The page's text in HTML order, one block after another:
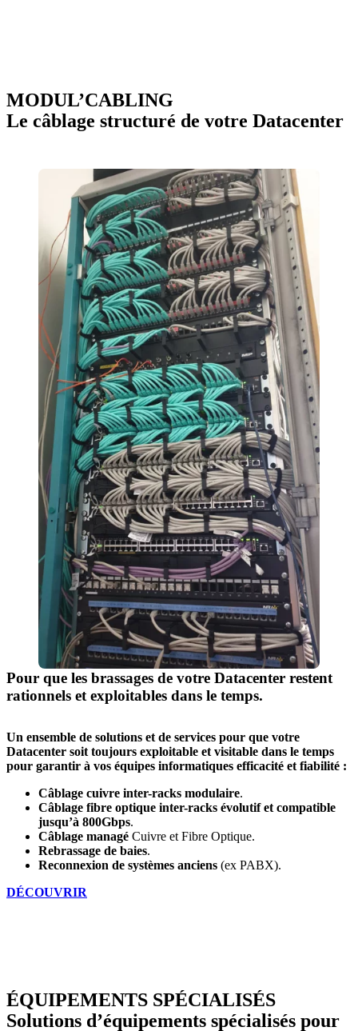
MODUL’CABLING
Le câblage structuré de votre Datacenter
Pour que les brassages de votre Datacenter restent
rationnels et exploitables dans le temps.
Un ensemble de solutions et de services pour que votre
Datacenter soit toujours exploitable et visitable dans le temps
pour garantir à vos équipes informatiques efficacité et fiabilité :
Câblage cuivre inter-racks modulaire.
Câblage fibre optique inter-racks évolutif et compatible
jusqu’à 800Gbps.
Câblage managé Cuivre et Fibre Optique.
Rebrassage de baies.
Reconnexion de systèmes anciens (ex PABX).
DÉCOUVRIR
ÉQUIPEMENTS SPÉCIALISÉS
Solutions d’équipements spécialisés pour